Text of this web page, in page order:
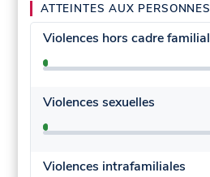
ATTEINTES AUX PERSONNES
Violences hors cadre familial
Violences sexuelles
Violences intrafamiliales